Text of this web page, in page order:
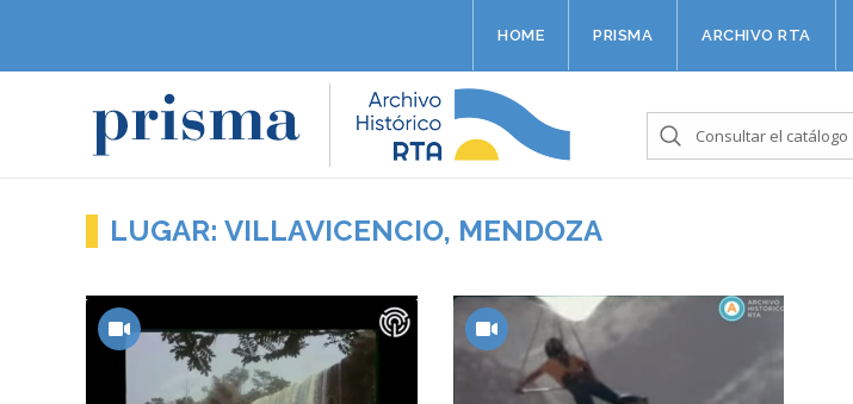
HOME PRISMA ARCHIVO RTA
LUGAR: VILLAVICENCIO, MENDOZA